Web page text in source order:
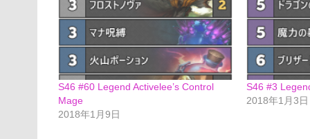
S46 #60 Legend Activelee’s Control
Mage
2018年1月9日
S46 #3
2018年1月3日